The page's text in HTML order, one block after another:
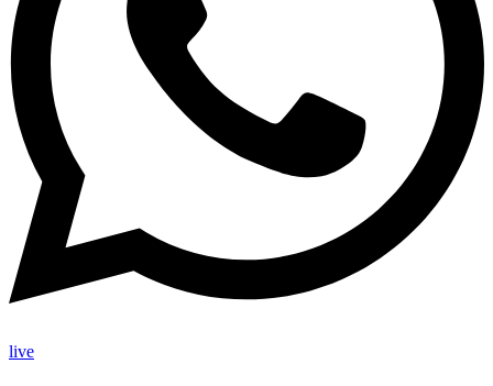
live